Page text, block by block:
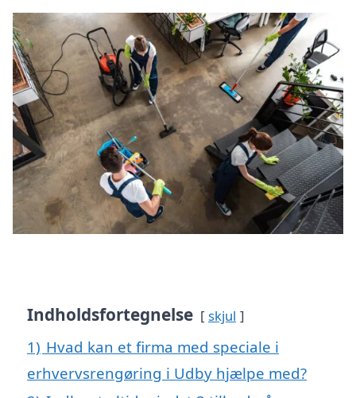
Indholdsfortegnelse skjul
1) Hvad kan et firma med speciale i
erhvervsrengøring i Udby hjælpe med?